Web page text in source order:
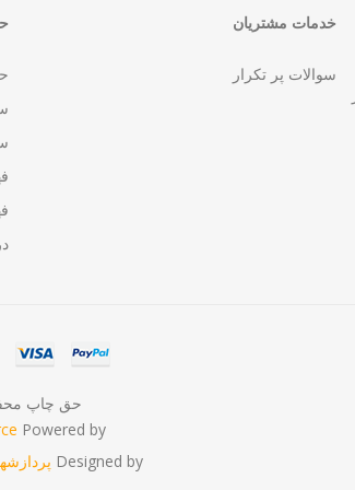
خدمات مشتریان
سوالات پر تکرار
حق چاپ
Powered by
Designed by